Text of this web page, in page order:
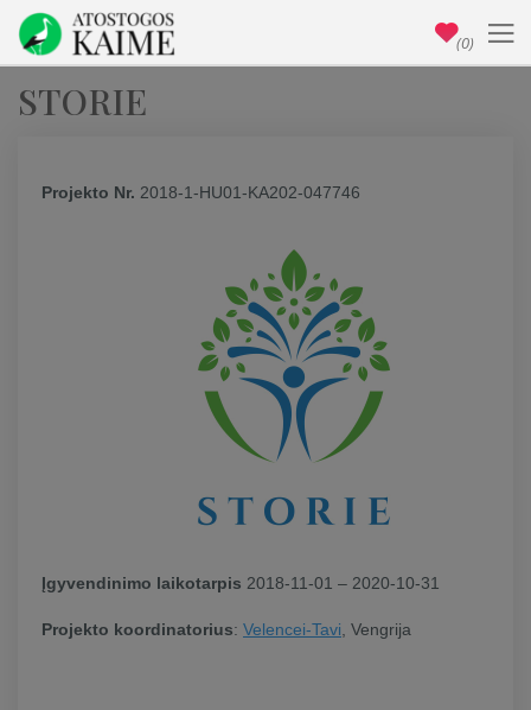
STORIE
Projekto Nr. 2018-1-HU01-KA202-047746
Įgyvendinimo laikotarpis 2018-11-01 – 2020-10-31
Projekto koordinatorius: Velencei-Tavi , Vengrija
(0)